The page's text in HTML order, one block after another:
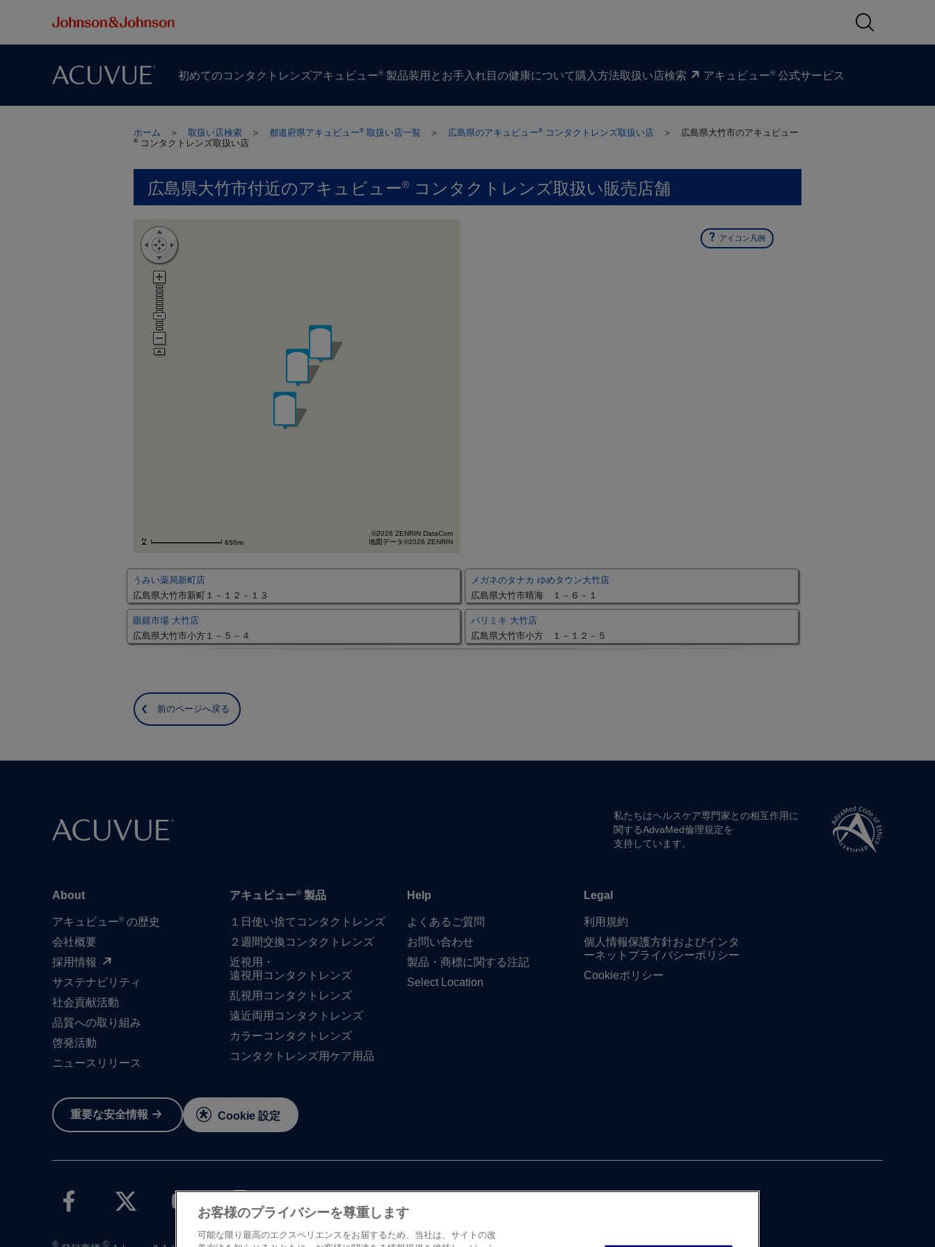
初めての​コンタクトレンズアキュビュー® 製品装用とお手入れ目の​健康に​ついて購入方​法取扱い​店検索 アキュビュー® 公式サービス
ホーム ＞ 取扱い店検索 ＞ 都道府県アキュビュー® 取扱い店一覧 ＞ 広島県のアキュビュー® コンタクトレンズ取扱い店 ＞ 広島県大竹市のアキュビュー
® コンタクトレンズ取扱い店
広島県大竹市付近のアキュビュー® コンタクトレンズ取扱い販売店舗
650m
©2026 ZENRIN DataCom
地図データ©2026 ZENRIN
アイコン凡例
うみい薬局新町店
広島県大竹市新町１－１２－１３
メガネのタナカ ゆめタウン大竹店
広島県大竹市晴海 １－６－１
眼鏡市場 大竹店
広島県大竹市小方１－５－４
パリミキ 大竹店
広島県大竹市小方 １－１２－５
前のページへ戻る
私たちは​ヘルスケア専門家との​相互作用に​
関する​AdvaMed倫理規定を​
支持しています。
About
アキュビュー® の歴史
会社概要
採用情報
サステナビリティ
社会貢献活動
品質への​取り組み
啓発活動
ニュースリリース
アキュビュー®製品
１日​使い捨て​​コンタクトレンズ
２週間交換コンタクトレンズ
近視用・
遠視用コンタクトレンズ
乱視用コンタクトレンズ
遠近両用コンタクトレンズ
カラーコンタクトレンズ
コンタクトレンズ用ケア用品
Help
よく​ある​ご質問
お問い​合わせ
製品・商標に​関する​注記
Select Location
Legal
利用規約
個人情報保護方針およびインタ
ーネットプライバシーポリシー
Cookieポリシー
重要な​安全情報 Cookie 設定
® ©
お客様のプライバシーを尊重します
可能な限り最高のエクスペリエンスをお届するため、当社は、サイトの改